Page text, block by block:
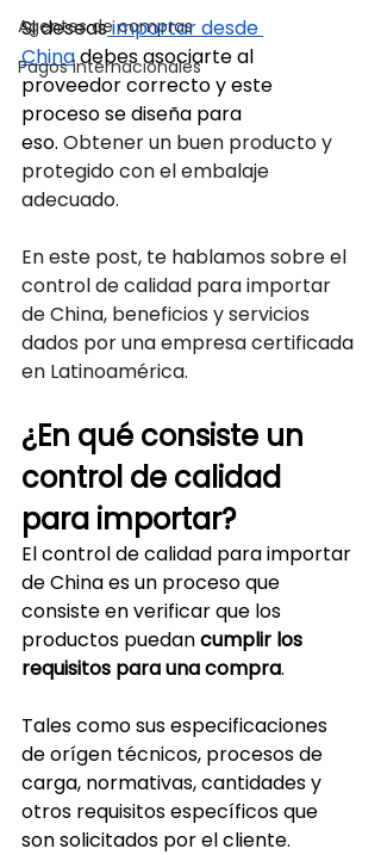
Agentes de compras
Pagos internacionales
Si deseas importar desde
China debes asociarte al
proveedor correcto y este
proceso se diseña para
eso. Obtener un buen producto y
protegido con el embalaje
adecuado.
En este post, te hablamos sobre el
control de calidad para importar
de China, beneficios y servicios
dados por una empresa certificada
en Latinoamérica.
¿En qué consiste un
control de calidad
para importar?
El control de calidad para importar
de China es un proceso que
consiste en verificar que los
productos puedan cumplir los
requisitos para una compra.
Tales como sus especificaciones
de orígen técnicos, procesos de
carga, normativas, cantidades y
otros requisitos específicos que
son solicitados por el cliente.